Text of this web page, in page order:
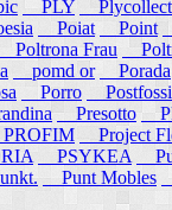
PLY
Poiat Point
Poltrona Frau
pomd or Porada
Porro
Presotto
Project
PSYKEA
Punt Mobles